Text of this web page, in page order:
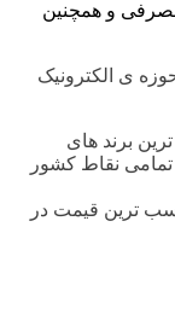
و همچنین
دهه سابقه در حوزه ی الکترونیک
برند های
نقاط کشور
ترین قیمت در